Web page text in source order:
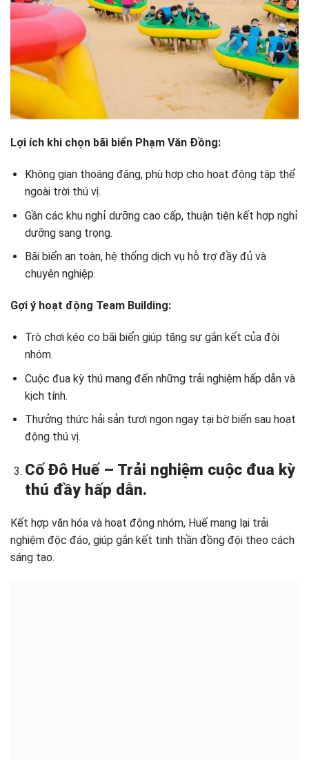
Lợi ích khi chọn bãi biển Phạm Văn Đồng:
Không gian thoáng đãng, phù hợp cho hoạt động tập thể
ngoài trời thú vị.
Gần các khu nghỉ dưỡng cao cấp, thuận tiện kết hợp nghỉ
dưỡng sang trọng.
Bãi biển an toàn, hệ thống dịch vụ hỗ trợ đầy đủ và
chuyên nghiệp.
Gợi ý hoạt động Team Building:
Trò chơi kéo co bãi biển giúp tăng sự gắn kết của đội
nhóm.
Cuộc đua kỳ thú mang đến những trải nghiệm hấp dẫn và
kịch tính.
Thưởng thức hải sản tươi ngon ngay tại bờ biển sau hoạt
động thú vị.
Cố Đô Huế – Trải nghiệm cuộc đua kỳ
thú đầy hấp dẫn.
Kết hợp văn hóa và hoạt động nhóm, Huế mang lại trải
nghiệm độc đáo, giúp gắn kết tinh thần đồng đội theo cách
sáng tạo.